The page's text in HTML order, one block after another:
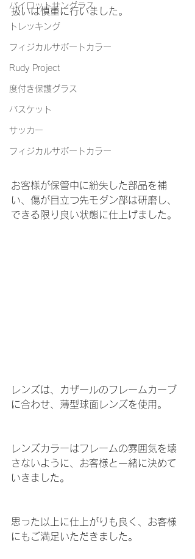
パイロットサングラス
トレッキング
フィジカルサポートカラー
Rudy Project
度付き保護グラス
バスケット
サッカー
フィジカルサポートカラー
扱いは慎重に行いました。
お客様が保管中に紛失した部品を補
い、傷が目立つ先モダン部は研磨し、
できる限り良い状態に仕上げました。
レンズは、カザールのフレームカーブ
に合わせ、薄型球面レンズを使用。
レンズカラーはフレームの雰囲気を壊
さないように、お客様と一緒に決めて
いきました。
思った以上に仕上がりも良く、お客様
にもご満足いただきました。